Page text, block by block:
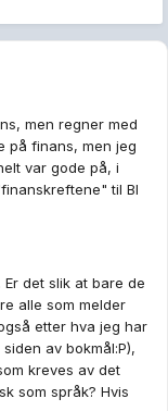
men regner med
på finans, men jeg
var gode på, i
til BI
det slik at bare de
alle som melder
etter hva jeg har
av bokmål:P),
kreves av det
som språk? Hvis